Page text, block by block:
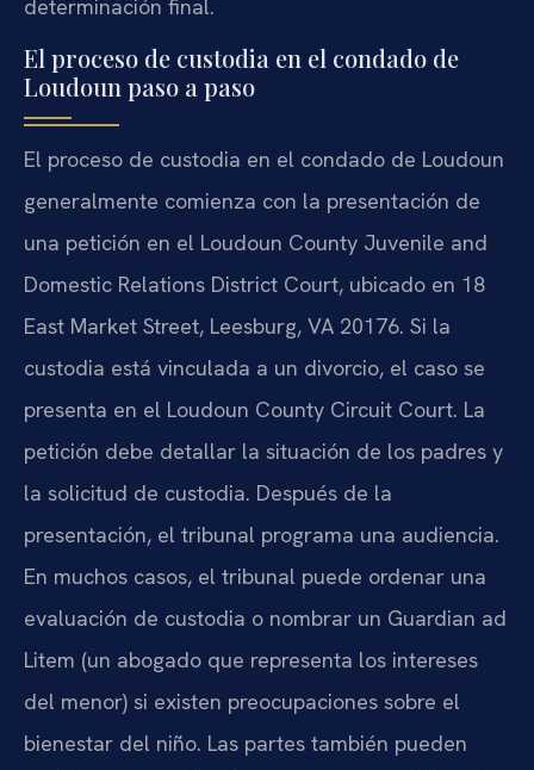
determinación final.
El proceso de custodia en el condado de
Loudoun paso a paso
El proceso de custodia en el condado de Loudoun
generalmente comienza con la presentación de
una petición en el Loudoun County Juvenile and
Domestic Relations District Court, ubicado en 18
East Market Street, Leesburg, VA 20176. Si la
custodia está vinculada a un divorcio, el caso se
presenta en el Loudoun County Circuit Court. La
petición debe detallar la situación de los padres y
la solicitud de custodia. Después de la
presentación, el tribunal programa una audiencia.
En muchos casos, el tribunal puede ordenar una
evaluación de custodia o nombrar un Guardian ad
Litem (un abogado que representa los intereses
del menor) si existen preocupaciones sobre el
bienestar del niño. Las partes también pueden